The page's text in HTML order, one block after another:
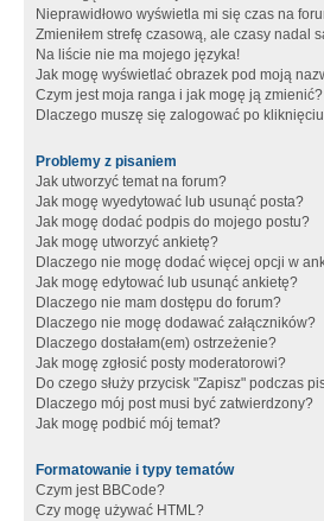
Nieprawidłowo wyświetla mi się czas na
Zmieniłem strefę czasową, ale czasy nadal
Na liście nie ma mojego języka!
Jak mogę wyświetlać obrazek pod moją
Czym jest moja ranga i jak mogę ją zmienić?
Dlaczego muszę się zalogować po
Problemy z pisaniem
Jak utworzyć temat na forum?
Jak mogę wyedytować lub usunąć posta?
Jak mogę dodać podpis do mojego postu?
Jak mogę utworzyć ankietę?
Dlaczego nie mogę dodać więcej opcji w
Jak mogę edytować lub usunąć ankietę?
Dlaczego nie mam dostępu do forum?
Dlaczego nie mogę dodawać załączników?
Dlaczego dostałam(em) ostrzeżenie?
Jak mogę zgłosić posty moderatorowi?
Do czego służy przycisk "Zapisz" podczas
Dlaczego mój post musi być zatwierdzony?
Jak mogę podbić mój temat?
Formatowanie i typy tematów
Czym jest BBCode?
Czy mogę używać HTML?